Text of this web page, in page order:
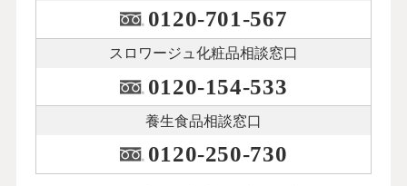
0120-701-567
スロワージュ化粧品相談窓口
0120-154-533
養生食品相談窓口
0120-250-730